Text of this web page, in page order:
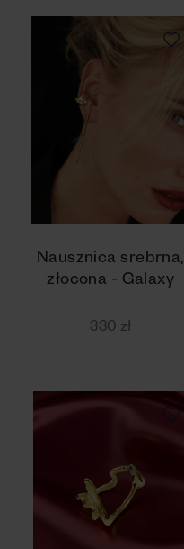
Nausznica srebrna,
złocona - Galaxy
330 zł